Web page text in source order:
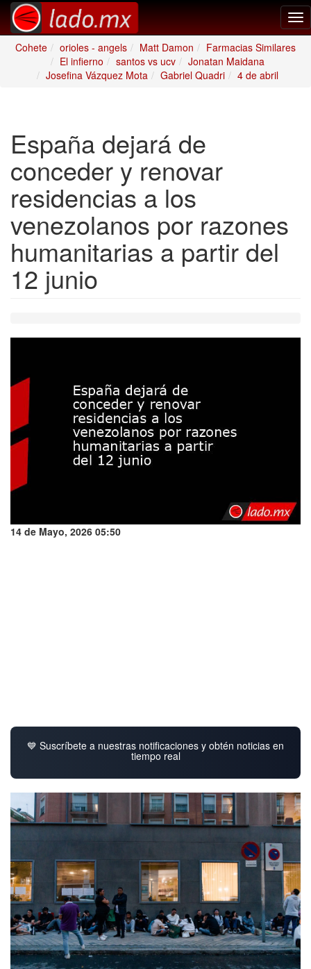
Cohete
orioles - angels Matt Damon
Farmacias Similares
El infierno
santos vs ucv
Jonatan Maidana
Josefina Vázquez Mota
Gabriel Quadri 4 de abril
España dejará de
conceder y renovar
residencias a los
venezolanos por razones
humanitarias a partir del
12 junio
14 de Mayo, 2026 05:50
💙 Suscríbete a nuestras notificaciones y obtén noticias en
tiempo real